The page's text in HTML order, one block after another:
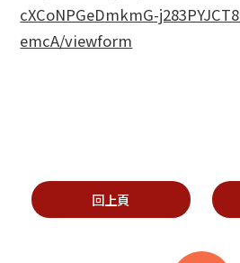
cXCoNPGeDmkmG-
emcA/viewform
回上頁